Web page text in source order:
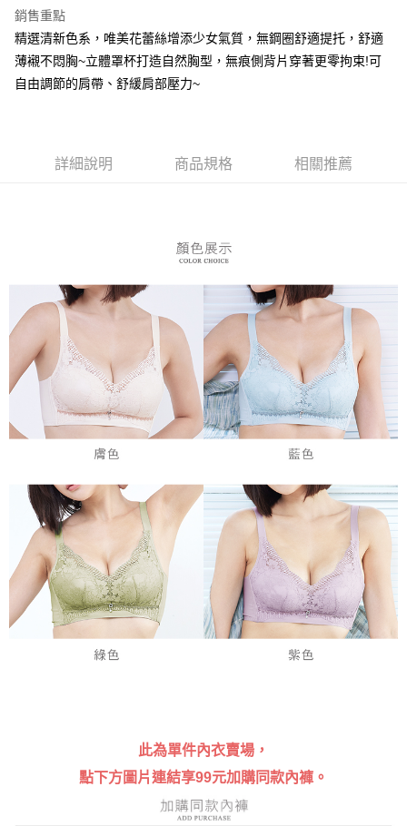
１．簡單：不需註冊會員、不需綁卡、不需儲值。
２．便利：只要手機號碼，簡訊認證，即可結帳。
３．安心：先確認商品／服務後，再付款。
１．於結帳方式選擇「AFTEE先享後付」後，將跳轉至「AFTEE先享後付」
ATM／網路銀行／等多元方式進行付款，方視為交易完成。
※ 請注意：結帳手續完成當下不需立刻繳費，但若您需要取消訂單，請聯絡
https://netprotections.freshdesk.com/support/home
【注意事項】
１．透過由恩沛科技股份有限公司提供之「AFTEE先享後付」服務完成之交
易，需依本服務之必要範圍內提供個人資料，並將交易相關給付款項請求債
權轉讓予恩沛科技股份有限公司。
２．關於個人資料處理事宜，請瀏覽以下網址：
https://aftee.tw/terms/#terms3
３．未成年的使用者請事先徵得法定代理人或監護人之同意方可使用
「AFTEE先享後付」，若未經同意申辦者引起之損失，本公司不負相關責
４．使用「AFTEE先享後付」時，將依據個別帳號之用戶狀況，依本公司即
時審查核予不同之上限額度；若仍有額度不足之情形，本公司將視審查結果
５．嚴禁一人註冊多個帳號或使用他人資訊註冊。若發現惡意使用之情形，
恩沛科技股份有限公司將有權停止該用戶之使用額度並採取法律行動。
運送方式
全家付款取貨
每筆NT$80，滿NT$899(含以上)免運費
7-11付款取貨
每筆NT$80，滿NT$899(含以上)免運費
每筆NT$80，滿NT$899(含以上)免運費
銷售重點
精選清新色系，唯美花蕾絲增添少女氣質，無鋼圈舒適提托，舒適
薄襯不悶胸~立體罩杯打造自然胸型，無痕側背片穿著更零拘束!可
自由調節的肩帶、舒緩肩部壓力~
詳細說明 商品規格 相關推薦
此為單件內衣賣場，
點下方圖片連結享99元加購同款內褲。